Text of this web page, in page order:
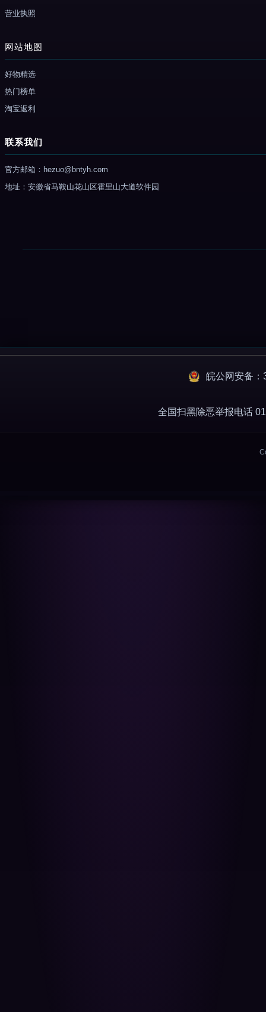
营业执照
网站地图
好物精选
热门榜单
淘宝返利
联系我们
官方邮箱：hezuo@bntyh.com
地址：安徽省马鞍山花山区霍里山大道软件园
皖公网安备
全国扫黑除恶举报电话